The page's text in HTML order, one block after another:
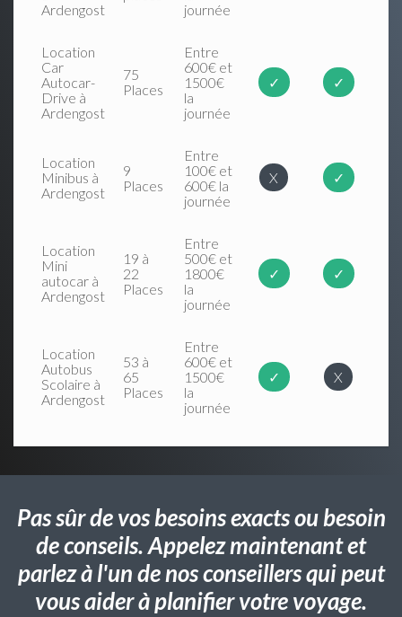
Ardengost
journée
Location
Car
Autocar-
Drive à
Ardengost
75
Places
Entre
600€ et
1500€
la
journée
✓ ✓
Location
Minibus à
Ardengost
9
Places
Entre
100€ et
600€ la
journée
X ✓
Location
Mini
autocar à
Ardengost
19 à
22
Places
Entre
500€ et
1800€
la
journée
✓ ✓
Location
Autobus
Scolaire à
Ardengost
53 à
65
Places
Entre
600€ et
1500€
la
journée
✓ X
Pas sûr de vos besoins exacts ou besoin
de conseils. Appelez maintenant et
parlez à l'un de nos conseillers qui peut
vous aider à planifier votre voyage.